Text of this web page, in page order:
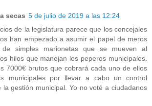
secas 5 de julio de 2019 a las 12:24
de la legislatura parece que los concejales
han empezado a asumir el papel de meros
de simples marionetas que se mueven al
hilos que manejan los peperos municipales.
7000€ brutos que cobrará cada uno de ellos
municipales por llevar a cabo un control
la gestión municipal. Yo no voté a ciudadanos